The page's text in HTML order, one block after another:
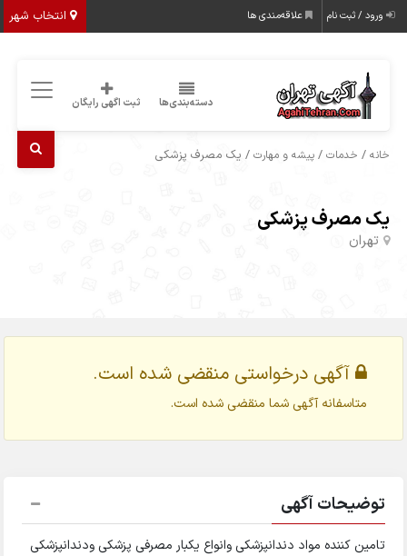
انتخاب شهر ورود / ثبت نام علاقه‌مندی ها
دسته‌بندی‌ها ثبت اگهی رایگان
خانه / خدمات /پیشه و مهارت / یک مصرف پزشکی
یک مصرف پزشکی
تهران
آگهی درخواستی منقضی شده است.
متاسفانه آگهی شما منقضی شده است.
توضیحات آگهی
تامین کننده مواد دندانپزشکی وانواع یکبار مصرفی پزشکی ودندانپزشکی